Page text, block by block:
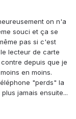
on n'a
souci et ça se
pas si c'est
lecteur de carte
depuis que je
en moins.
"perds" la
jamais ensuite...